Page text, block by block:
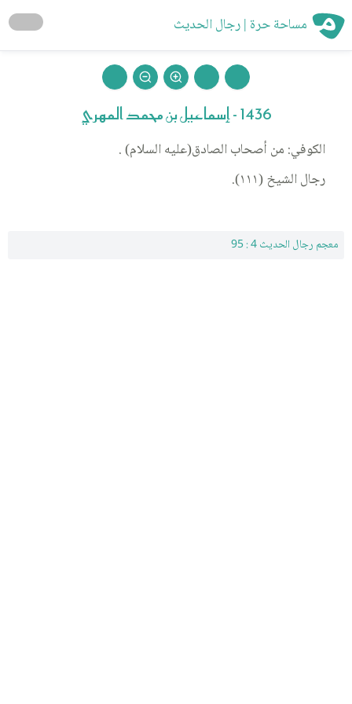
مساحة حرة | رجال الحديث
1436 - إسماعيل بن محمد المهري
الكوفي: من أصحاب الصادق(عليه السلام) .
رجال الشيخ (١١١).
معجم رجال الحديث 4 : 95